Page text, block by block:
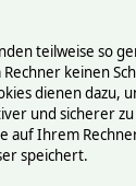
teilweise so
keinen
dienen dazu,
und sicherer zu
auf Ihrem
speichert.